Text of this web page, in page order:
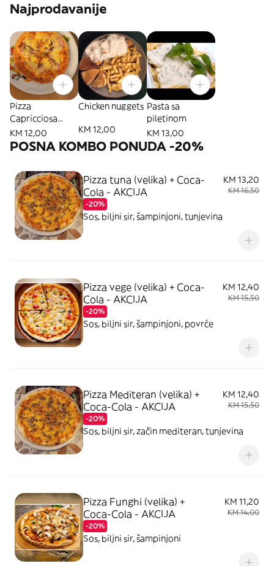
Najprodavanije
Pizza
Capricciosa
velika
KM 12,00
Chicken nuggets
KM 12,00
Pasta sa
piletinom
KM 13,00
POSNA KOMBO PONUDA -20%
Pizza tuna (velika) + Coca-
Cola - AKCIJA
-20%
KM 13,20
KM 16,50
Sos, biljni sir, šampinjoni, tunjevina
Pizza vege (velika) + Coca-
Cola - AKCIJA
-20%
KM 12,40
KM 15,50
Sos, biljni sir, šampinjoni, povrće
Pizza Mediteran (velika) +
Coca-Cola - AKCIJA
-20%
KM 12,40
KM 15,50
Sos, biljni sir, začin mediteran, tunjevina
Pizza Funghi (velika) +
Coca-Cola - AKCIJA
-20%
KM 11,20
KM 14,00
Sos, biljni sir, šampinjoni